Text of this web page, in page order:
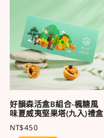
好韻森活盒B組合-楓糖風
味夏威夷堅果塔(九入)禮盒
NT$450